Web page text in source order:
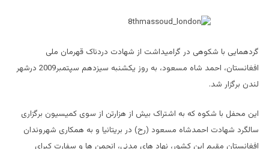
گردهمایی با شکوهی در گرامیداشت از شهادت دردناک قهرمان ملی
افغانستان، احمد شاه ‏مسعود، به روز یکشنبه سیزدهم سپتمبر2009 درشهر
لندن برگزار شد.
این محفل با شکوه که به اشتراک بیش از هزارتن از سوی کمیسیون برگزاری
سالگرد شهادت احمدشاه مسعود (رح) در بریتانیا و به همکاری شهروندان
افغانستان مقیم این کشور، نهاد های مدنی، انجمن ها و سفارت کبرای